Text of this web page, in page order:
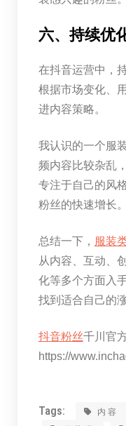
六、持续优
在抖音运营中，
根据市场变化、
进内容策略。
我认识的一个服
频内容比较杂乱
专注于自己的风
粉丝的快速增长。
总结一下， 服装
从内容、互动、
化等多个方面入
找到适合自己的
抖音粉丝千川官
https://
Tags: 内容